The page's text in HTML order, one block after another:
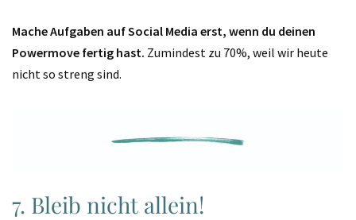
Mache Aufgaben auf Social Media erst, wenn du deinen
Powermove fertig hast. Zumindest zu 70%, weil wir heute
nicht so streng sind.
7. Bleib nicht allein!